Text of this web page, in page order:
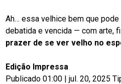
Ah… essa velhice bem que
debatida e vencida — com arte,
prazer de se ver velho no
Edição Impressa
Publicado 01:00 | jul. 20, 2025